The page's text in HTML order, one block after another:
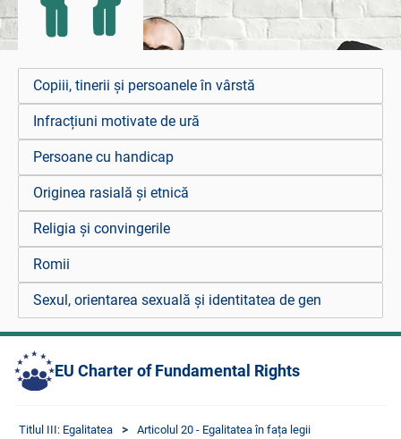
Copiii, tinerii și persoanele în vârstă
Infracțiuni motivate de ură
Persoane cu handicap
Originea rasială și etnică
Religia și convingerile
Romii
Sexul, orientarea sexuală și identitatea de gen
EU Charter of Fundamental Rights
Titlul III: Egalitatea
Articolul 20 - Egalitatea în fața legii